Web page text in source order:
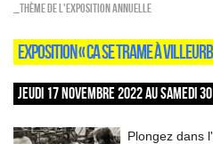
_Thème de l'exposition annuelle
EXPOSITION « CA SE TRAME À
JEUDI 17 NOVEMBRE 2022 AU SAMEDI
Plongez dans